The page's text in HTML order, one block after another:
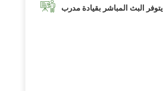
يتوفر البث المباشر بقيادة مدرب